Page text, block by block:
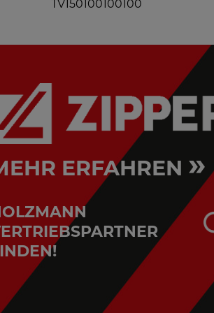
TV150100100100
ERFAHREN »